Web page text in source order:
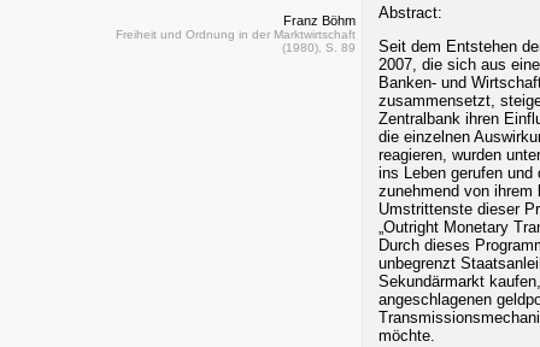
Franz Böhm
Freiheit und Ordnung in der Marktwirtschaft
(1980), S. 89
Abstract:
Seit dem Entstehen
2007, die sich aus
Banken- und
zusammensetzt,
Zentralbank ihren
die einzelnen
reagieren, wurden
ins Leben gerufen
zunehmend von ihrem
Umstrittenste dieser
„Outright Monetary
Durch dieses
unbegrenzt
Sekundärmarkt
angeschlagenen
möchte.